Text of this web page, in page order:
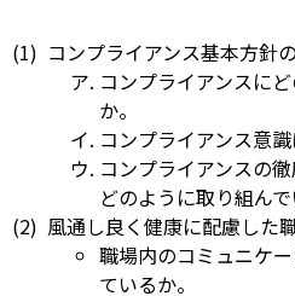
コンプライアンス基本方針
コンプライアンスに
か。
コンプライアンス意
コンプライアンスの
どのように取り組んで
風通し良く健康に配慮した
職場内のコミュニケ
ているか。